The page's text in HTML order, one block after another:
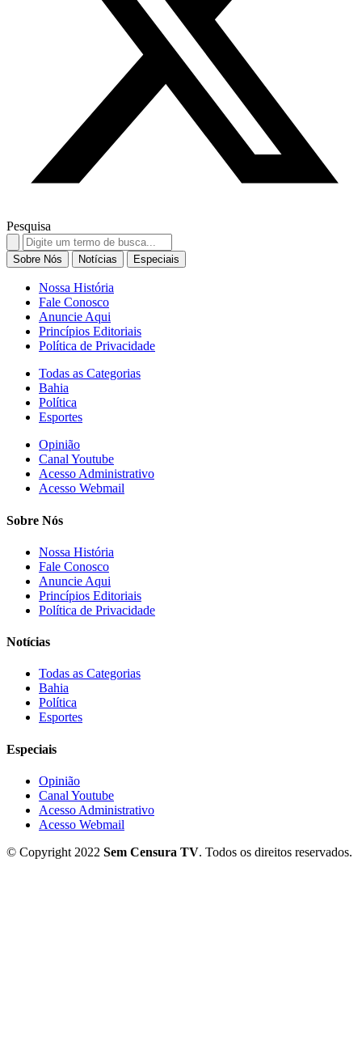
Pesquisa
Search
for:
Sobre Nós Notícias Especiais
Nossa História
Fale Conosco
Anuncie Aqui
Princípios Editoriais
Política de Privacidade
Todas as Categorias
Bahia
Política
Esportes
Opinião
Canal Youtube
Acesso Administrativo
Acesso Webmail
Sobre Nós
Nossa História
Fale Conosco
Anuncie Aqui
Princípios Editoriais
Política de Privacidade
Notícias
Todas as Categorias
Bahia
Política
Esportes
Especiais
Opinião
Canal Youtube
Acesso Administrativo
Acesso Webmail
© Copyright 2022 Sem Censura TV. Todos os direitos reservados.